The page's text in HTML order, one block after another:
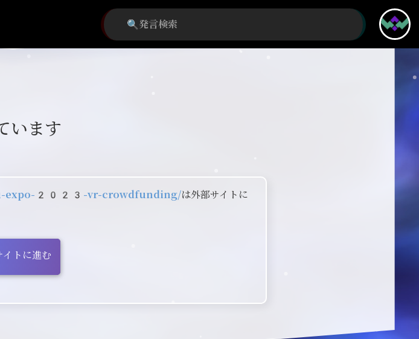
います
expo-2023-vr-crowdfunding/は外部サイトに
イトに進む